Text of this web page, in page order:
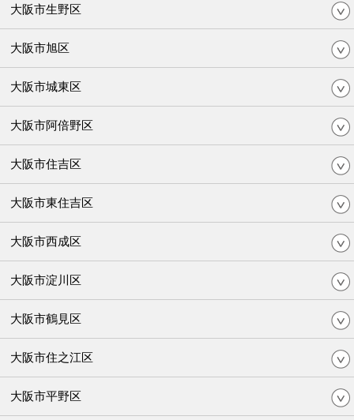
大阪市生野区
大阪市旭区
大阪市城東区
大阪市阿倍野区
大阪市住吉区
大阪市東住吉区
大阪市西成区
大阪市淀川区
大阪市鶴見区
大阪市住之江区
大阪市平野区